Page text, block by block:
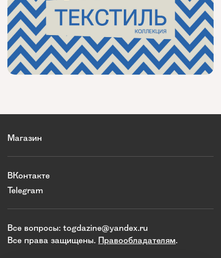
Магазин
ВКонтакте
Telegram
Все вопросы: togdazine@yandex.ru
Все права защищены. Правообладателям.